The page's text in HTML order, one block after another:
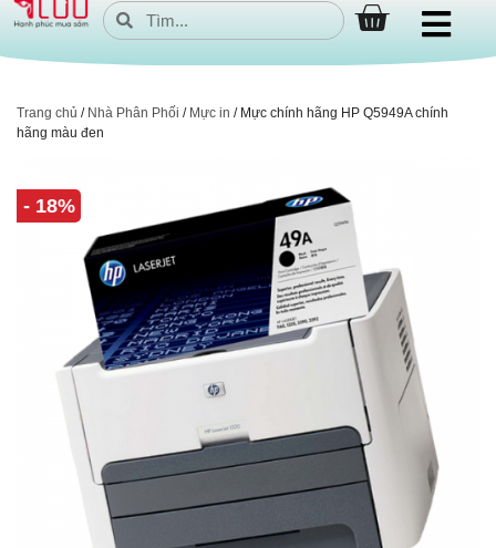
Trang chủ / Nhà Phân Phối / Mực in / Mực chính hãng HP Q5949A chính
hãng màu đen
- 18%